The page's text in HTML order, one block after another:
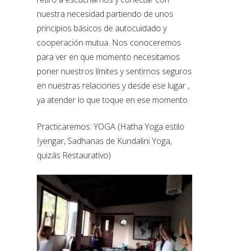
nuestra necesidad partiendo de unos
principios básicos de autocuidado y
cooperación mutua. Nos conoceremos
para ver en que momento necesitamos
poner nuestros límites y sentirnos seguros
en nuestras relaciones y desde ese lugar ,
ya atender lo que toque en ese momento.
Practicaremos: YOGA (Hatha Yoga estilo
Iyengar, Sadhanas de Kundalini Yoga,
quizás Restaurativo)